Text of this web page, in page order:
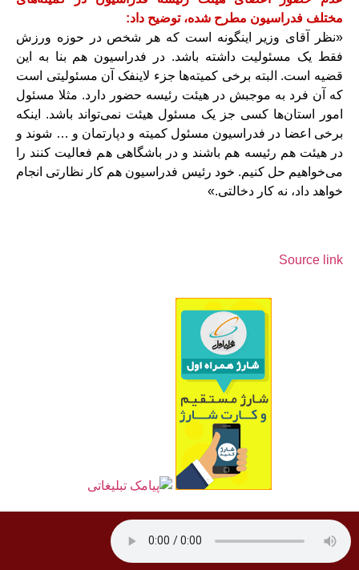
مختلف فدراسیون مطرح شده، توضیح داد:
«نظر آقای وزیر اینگونه است که هر شخص در حوزه ورزش
فقط یک مسئولیت داشته باشد. در فدراسیون هم بنا به این
قضیه است. البته برخی کمیته‌ها جزء لاینفک آن مسئولیتی است
که آن فرد به موجبش در هیئت رئیسه حضور دارد. مثلا مسئول
امور استان‌ها کسی جز یک مسئول هیئت نمی‌تواند باشد. اینکه
برخی اعضا در فدراسیون مسئول کمیته و دپارتمان و … شوند و
در هیئت هم رئیسه هم باشند و در باشگاهی هم فعالیت کنند را
می‌خواهیم حل کنیم. خود رئیس فدراسیون هم کار نظارتی انجام
خواهد داد، نه کار دخالتی.»
Source link